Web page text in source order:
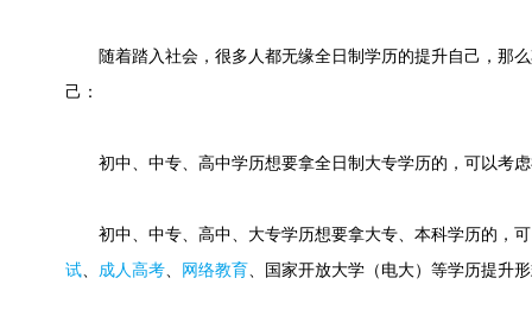
随着踏入社会，很多人都无缘全日制学历的提升自己，那么
己：
初中、中专、高中学历想要拿全日制大专学历的，可以考虑
初中、中专、高中、大专学历想要拿大专、本科学历的，可
试、 成人高考、 网络教育、国家开放大学（电大）等学历提升